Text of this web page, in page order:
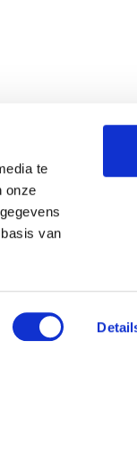
te
onze
van